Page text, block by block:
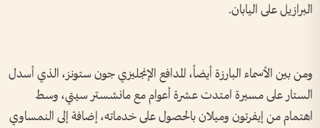
البرازيل على اليابان.
ومن بين الأسماء البارزة أيضاً، المدافع الإنجليزي جون ستونز، الذي أسدل
الستار على مسيرة امتدت عشرة أعوام مع مانشستر سيتي، وسط
اهتمام من إيفرتون وميلان بالحصول على خدماته، إضافة إلى النمساوي